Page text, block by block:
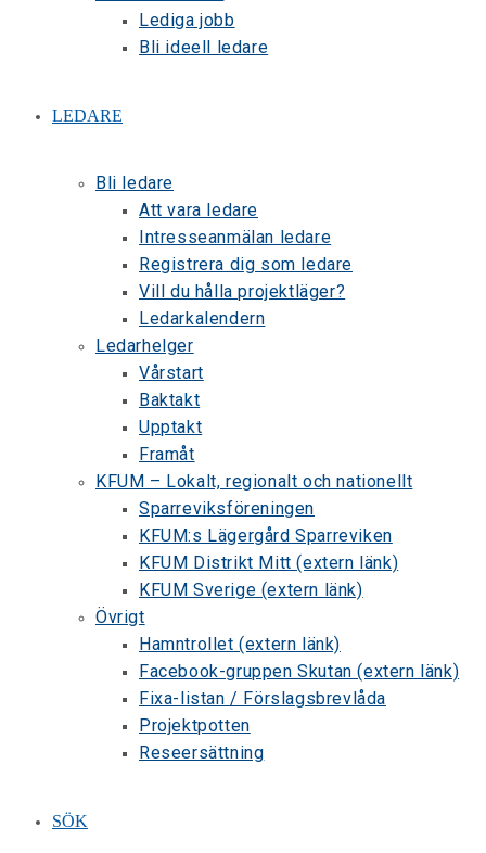
Lediga jobb
Bli ideell ledare
LEDARE
Bli ledare
Att vara ledare
Intresseanmälan ledare
Registrera dig som ledare
Vill du hålla projektläger?
Ledarkalendern
Ledarhelger
Vårstart
Baktakt
Upptakt
Framåt
KFUM – Lokalt, regionalt och nationellt
Sparreviksföreningen
KFUM:s Lägergård Sparreviken
KFUM Distrikt Mitt (extern länk)
KFUM Sverige (extern länk)
Övrigt
Hamntrollet (extern länk)
Facebook-gruppen Skutan (extern länk)
Fixa-listan / Förslagsbrevlåda
Projektpotten
Reseersättning
SÖK